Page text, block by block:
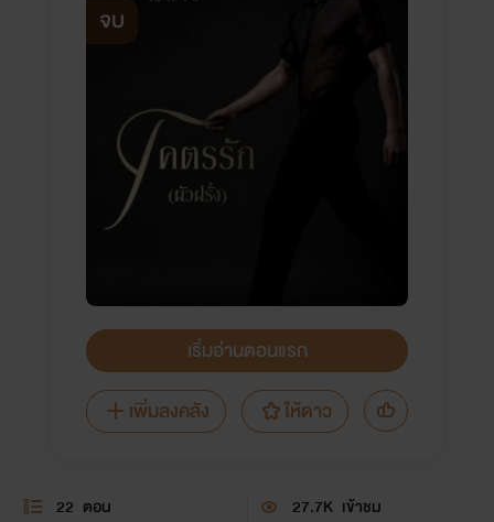
จบ
เริ่มอ่านตอนแรก
เพิ่มลงคลัง
ให้ดาว
22 ตอน 27.7K เข้าชม